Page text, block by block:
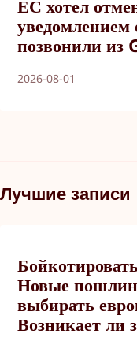
ЕС хотел
позвонили из
2026-08-01
Лучшие записи
Новые
выбирать
Возникает ли